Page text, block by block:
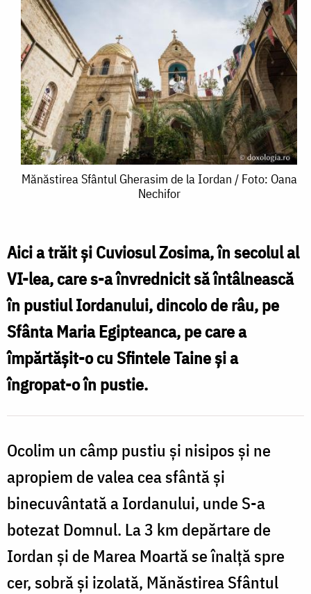
Mănăstirea
de
la
Iordan
/
Foto:
Oana
Nechifor
Mănăstirea Sfântul Gherasim de la Iordan / Foto: Oana
Nechifor
Aici a trăit și Cuviosul Zosima, în secolul al
VI-lea, care s-a învrednicit să întâlnească
în pustiul Iordanului, dincolo de râu, pe
Sfânta Maria Egipteanca, pe care a
împărtășit-o cu Sfintele Taine și a
îngropat-o în pustie.
Ocolim un câmp pustiu și nisipos și ne
apropiem de valea cea sfântă și
binecuvântată a Iordanului, unde S-a
botezat Domnul. La 3 km depărtare de
Iordan și de Marea Moartă se înalță spre
cer, sobră și izolată, Mănăstirea Sfântul